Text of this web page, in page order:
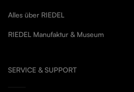
Alles über RIEDEL
RIEDEL Manufaktur & Museum
SERVICE & SUPPORT